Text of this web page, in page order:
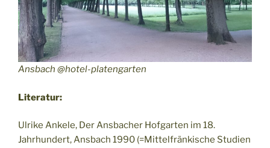
Ansbach @hotel-platengarten
Literatur:
Ulrike Ankele, Der Ansbacher Hofgarten im 18.
Jahrhundert, Ansbach 1990 (=Mittelfränkische Studien